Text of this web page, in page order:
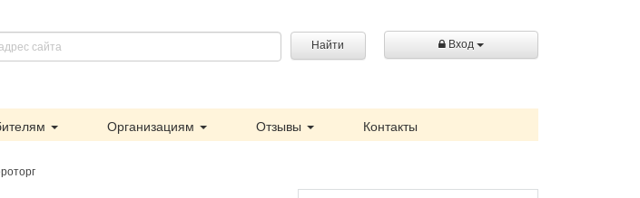
Найти Вход
Организациям Отзывы Контакты